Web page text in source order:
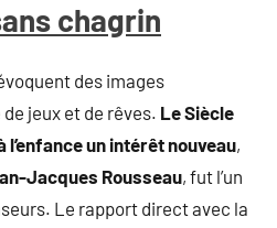
chagrin
des images
jeux et de rêves. LeSiècle
un intérêt nouveau,
Jacques Rousseau, fut l’un
Le rapport direct avec la